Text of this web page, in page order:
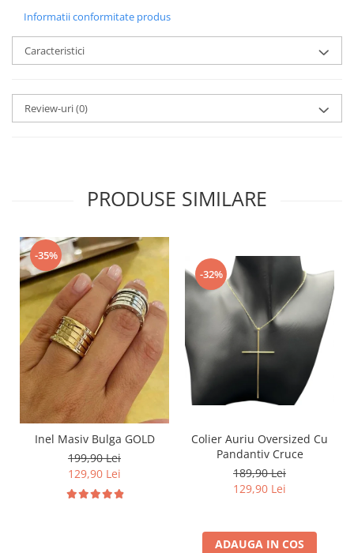
Informatii conformitate produs
Caracteristici
Review-uri(0)
PRODUSE SIMILARE
-35%
Inel Masiv Bulga GOLD
199,90 Lei
129,90 Lei
-32%
Colier Auriu Oversized Cu
Pandantiv Cruce
189,90 Lei
129,90 Lei
ADAUGA IN COS